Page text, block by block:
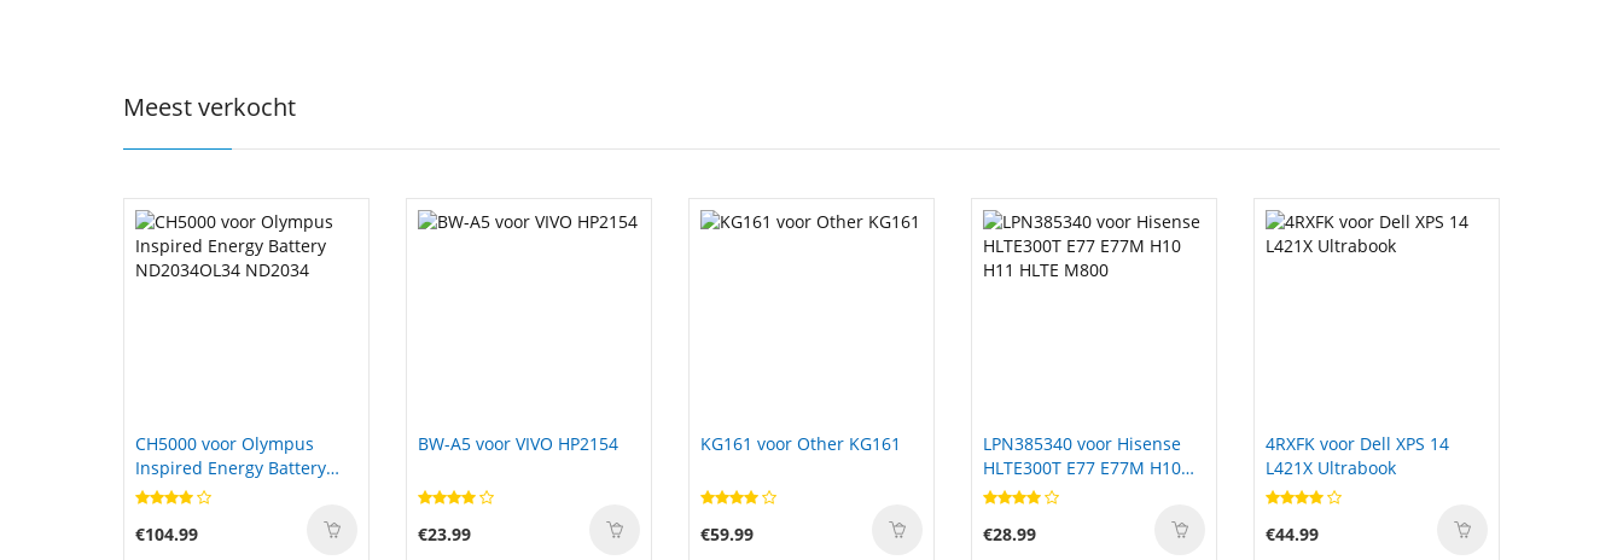
Meest verkocht
BW-A5 voor VIVO HP2154
€23.99
KG161 voor Other KG161
€59.99
LPN385340 voor Hisense
H11 HLTE M800
€28.99
4RXFK voor Dell XPS 14
L421X Ultrabook
€44.99
B41N1532 voor ASUS
UX560 UX560UA Q504UA
15.6&quot;
€65.00